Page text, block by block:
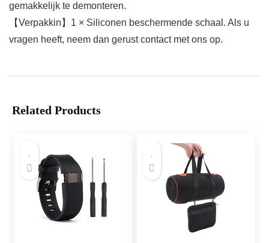
gemakkelijk te demonteren.
【Verpakkin】1 × Siliconen beschermende schaal. Als u
vragen heeft, neem dan gerust contact met ons op.
Related Products